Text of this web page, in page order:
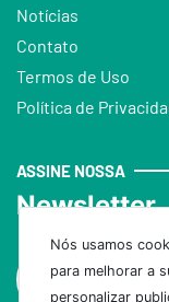
Nós usamos
para melhorar a
personalizar
Notícias
Contato
Termos de Uso
Política de
ASSINE NOSSA
Newsletter